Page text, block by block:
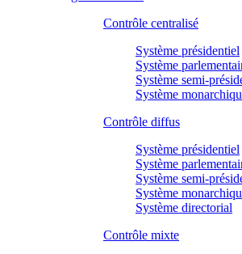
Contrôle centralisé
Système présidentiel
Système
Système semi-
Système
Contrôle diffus
Système présidentiel
Système
Système semi-
Système
Système directorial
Contrôle mixte